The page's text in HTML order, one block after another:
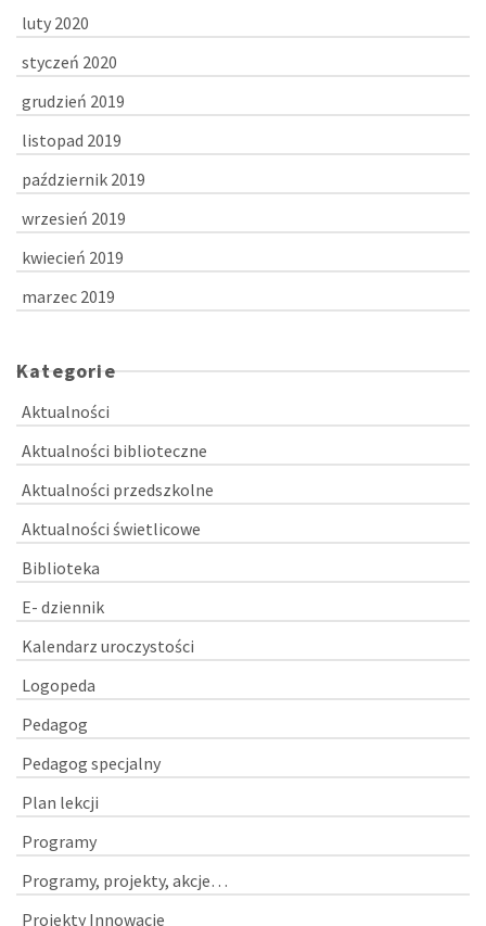
luty 2020
styczeń 2020
grudzień 2019
listopad 2019
październik 2019
wrzesień 2019
kwiecień 2019
marzec 2019
Kategorie
Aktualności
Aktualności biblioteczne
Aktualności przedszkolne
Aktualności świetlicowe
Biblioteka
E- dziennik
Kalendarz uroczystości
Logopeda
Pedagog
Pedagog specjalny
Plan lekcji
Programy
Programy, projekty, akcje…
Projekty Innowacje